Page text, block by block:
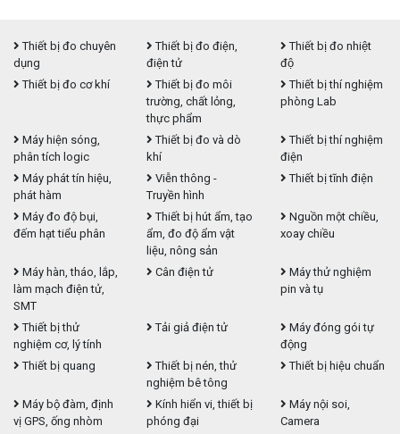
Thiết bị đo chuyên
dụng
Thiết bị đo điện,
điện tử
Thiết bị đo nhiệt
độ
Thiết bị đo cơ khí
Thiết bị đo môi
trường, chất lỏng,
thực phẩm
Thiết bị thí nghiệm
phòng Lab
Máy hiện sóng,
phân tích logic
Thiết bị đo và dò
khí
Thiết bị thí nghiệm
điện
Máy phát tín hiệu,
phát hàm
Viễn thông -
Truyền hình
Thiết bị tĩnh điện
Máy đo độ bụi,
đếm hạt tiểu phân
Thiết bị hút ẩm, tạo
ẩm, đo độ ẩm vật
liệu, nông sản
Nguồn một chiều,
xoay chiều
Máy hàn, tháo, lắp,
làm mạch điện tử,
SMT
Cân điện tử
Máy thử nghiệm
pin và tụ
Thiết bị thử
nghiệm cơ, lý tính
Tải giả điện tử
Máy đóng gói tự
động
Thiết bị quang
Thiết bị nén, thử
nghiệm bê tông
Thiết bị hiệu chuẩn
Máy bộ đàm, định
vị GPS, ống nhòm
Kính hiển vi, thiết bị
phóng đại
Máy nội soi,
Camera